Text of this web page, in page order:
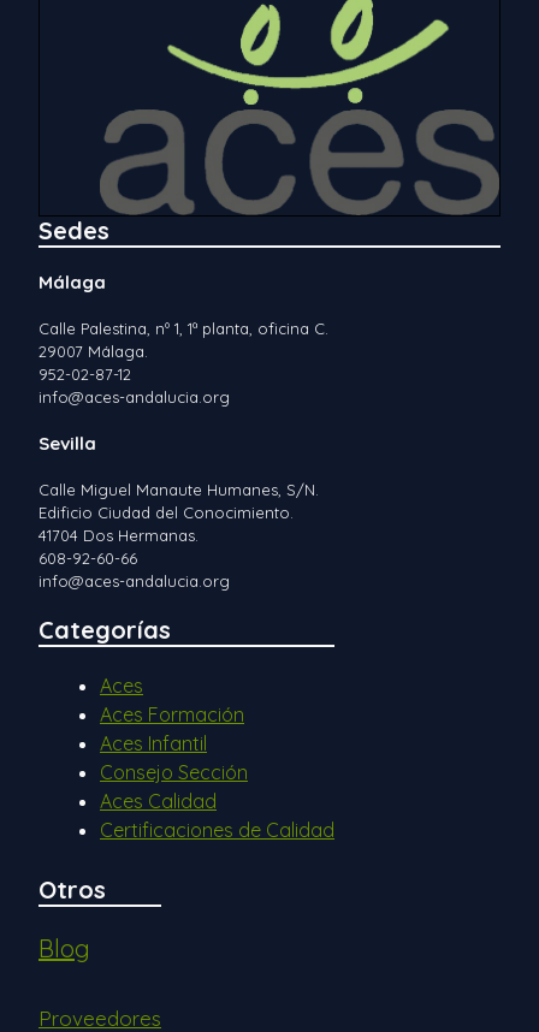
Sedes
Málaga
Calle Palestina, nº 1, 1ª planta, oficina C.
29007 Málaga.
952-02-87-12
info@aces-andalucia.org
Sevilla
Calle Miguel Manaute Humanes, S/N.
Edificio Ciudad del Conocimiento.
41704 Dos Hermanas.
608-92-60-66
info@aces-andalucia.org
Categorías
Aces
Aces Formación
Aces Infantil
Consejo Sección
Aces Calidad
Certificaciones de Calidad
Otros
Blog
Proveedores